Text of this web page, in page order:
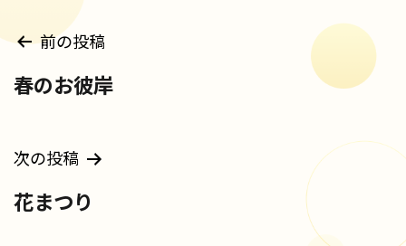
投
ナ
ゲ
シ
前の投稿
春のお彼岸
次の投稿
花まつり